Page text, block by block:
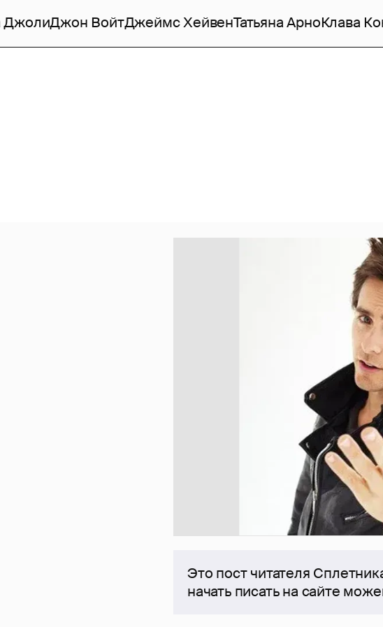
ДжолиДжон ВойтДжеймс ХейвенТатьяна АрноКлава
Это пост читателя
начать писать на сайте